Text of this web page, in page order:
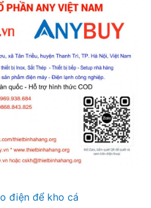
điện để kho cá